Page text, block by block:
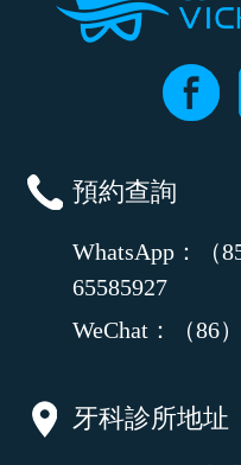
預約查詢
WhatsApp：（
65585927
WeChat：（86
牙科診所地址